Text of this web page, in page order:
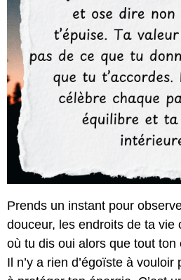
Prends un instant pour
douceur, les endroits de ta vie
où tu dis oui alors que tout
Il n’y a rien d’égoïste à